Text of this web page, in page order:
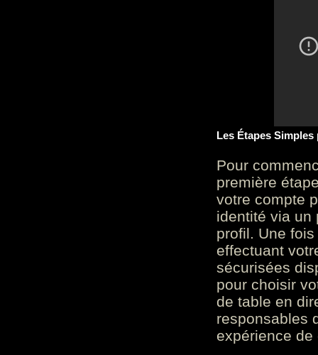
Les Étapes
Pour
première
votre compte
identité via un
profil. Une
effectuant
sécurisées
pour choisir
de table en
responsables
expérience